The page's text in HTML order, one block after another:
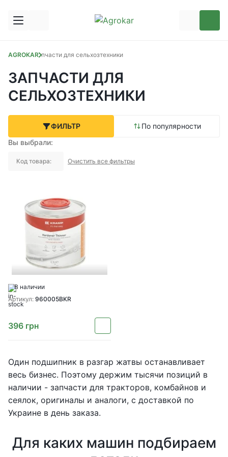
AGROKARЗапчасти для сельхозтехники
ЗАПЧАСТИ ДЛЯ
СЕЛЬХОЗТЕХНИКИ
ФИЛЬТР
По популярности
Вы выбрали:
Код товара: Очистить все фильтры
В наличии
Артикул: 960005BKR
396 грн
Один подшипник в разгар жатвы останавливает
весь бизнес. Поэтому держим тысячи позиций в
наличии - запчасти для тракторов, комбайнов и
сеялок, оригиналы и аналоги, с доставкой по
Украине в день заказа.
Для каких машин подбираем